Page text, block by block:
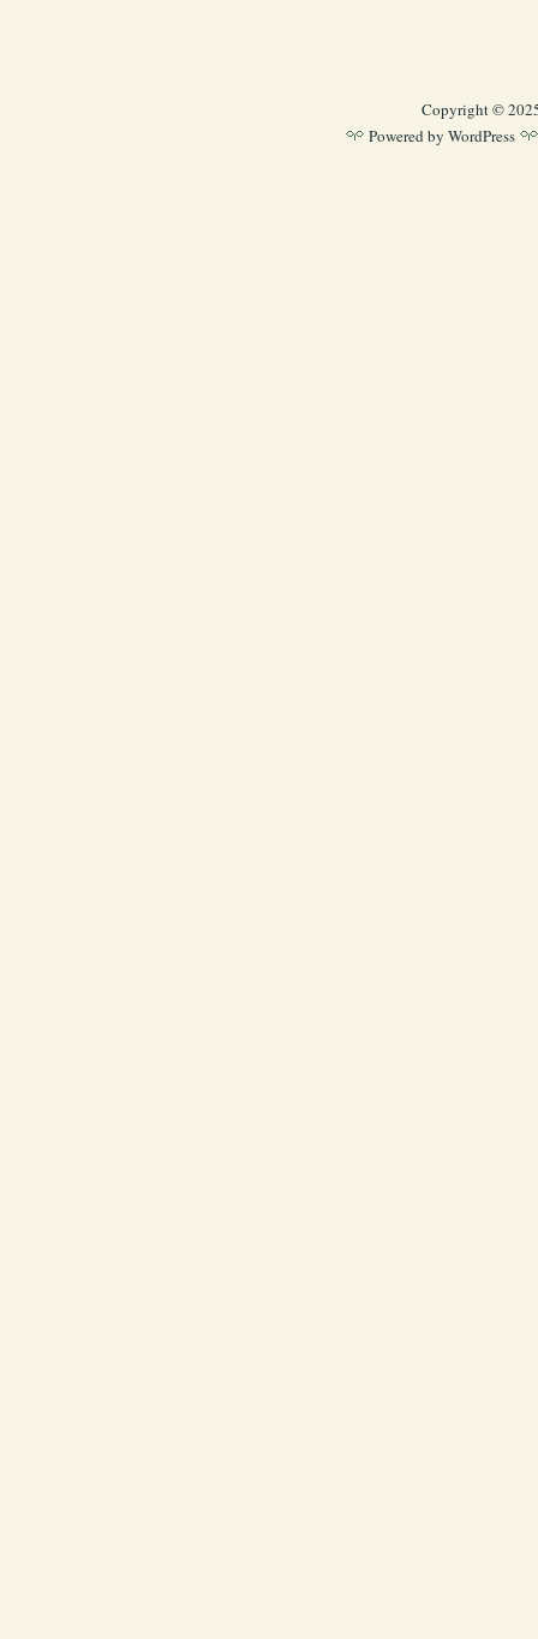
Copyright ©
Powered by WordPress